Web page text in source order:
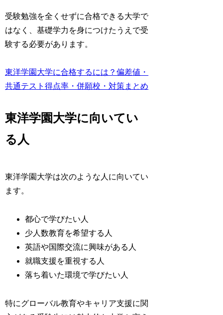
受験勉強を全くせずに合格できる大学で
はなく、基礎学力を身につけたうえで受
験する必要があります。
東洋学園大学に合格するには？偏差値・
共通テスト得点率・併願校・対策まとめ
東洋学園大学に向いてい
る人
東洋学園大学は次のような人に向いてい
ます。
都心で学びたい人
少人数教育を希望する人
英語や国際交流に興味がある人
就職支援を重視する人
落ち着いた環境で学びたい人
特にグローバル教育やキャリア支援に関